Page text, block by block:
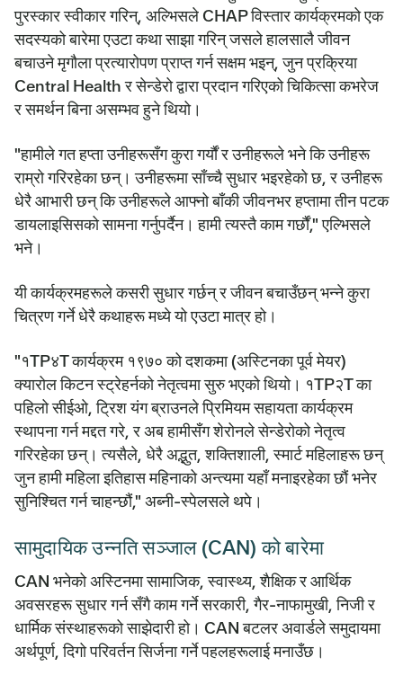
पुरस्कार स्वीकार गरिन्, अल्भिसले CHAP विस्तार कार्यक्रमको एक
सदस्यको बारेमा एउटा कथा साझा गरिन् जसले हालसालै जीवन
बचाउने मृगौला प्रत्यारोपण प्राप्त गर्न सक्षम भइन्, जुन प्रक्रिया
Central Health र सेन्डेरो द्वारा प्रदान गरिएको चिकित्सा कभरेज
र समर्थन बिना असम्भव हुने थियो।
"हामीले गत हप्ता उनीहरूसँग कुरा गर्यौं र उनीहरूले भने कि उनीहरू
राम्रो गरिरहेका छन्। उनीहरूमा साँच्चै सुधार भइरहेको छ, र उनीहरू
धेरै आभारी छन् कि उनीहरूले आफ्नो बाँकी जीवनभर हप्तामा तीन पटक
डायलाइसिसको सामना गर्नुपर्दैन। हामी त्यस्तै काम गर्छौं," एल्भिसले
भने।
यी कार्यक्रमहरूले कसरी सुधार गर्छन् र जीवन बचाउँछन् भन्ने कुरा
चित्रण गर्ने धेरै कथाहरू मध्ये यो एउटा मात्र हो।
"१TP४T कार्यक्रम १९७० को दशकमा (अस्टिनका पूर्व मेयर)
क्यारोल किटन स्ट्रेहर्नको नेतृत्वमा सुरु भएको थियो। १TP२T का
पहिलो सीईओ, ट्रिश यंग ब्राउनले प्रिमियम सहायता कार्यक्रम
स्थापना गर्न मद्दत गरे, र अब हामीसँग शेरोनले सेन्डेरोको नेतृत्व
गरिरहेका छन्। त्यसैले, धेरै अद्भुत, शक्तिशाली, स्मार्ट महिलाहरू छन्
जुन हामी महिला इतिहास महिनाको अन्त्यमा यहाँ मनाइरहेका छौं भनेर
सुनिश्चित गर्न चाहन्छौं," अब्नी-स्पेलसले थपे।
सामुदायिक उन्नति सञ्जाल (CAN) को बारेमा
CAN भनेको अस्टिनमा सामाजिक, स्वास्थ्य, शैक्षिक र आर्थिक
अवसरहरू सुधार गर्न सँगै काम गर्ने सरकारी, गैर-नाफामुखी, निजी र
धार्मिक संस्थाहरूको साझेदारी हो। CAN बटलर अवार्डले समुदायमा
अर्थपूर्ण, दिगो परिवर्तन सिर्जना गर्ने पहलहरूलाई मनाउँछ।